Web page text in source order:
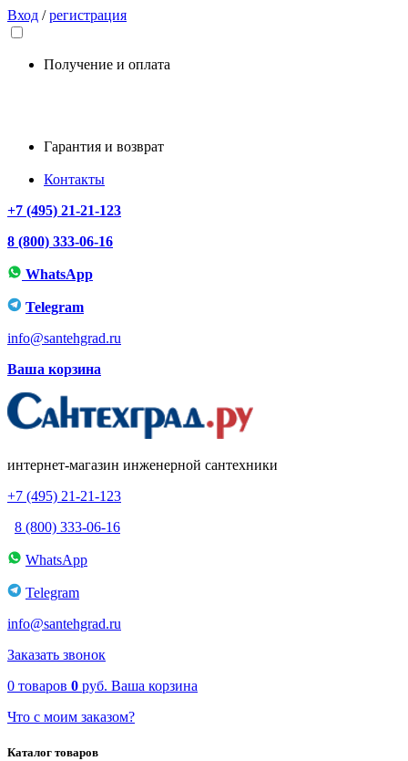
Вход /регистрация
Получение и оплата
Гарантия и возврат
Контакты
+7 (495) 21-21-123
8 (800) 333-06-16
WhatsApp
Telegram
info@santehgrad.ru
Ваша корзина
интернет-магазин инженерной сантехники
+7 (495) 21-21-123
8 (800) 333-06-16
WhatsApp
Telegram
info@santehgrad.ru
Заказать звонок
0 товаров 0 руб. Ваша корзина
Что с моим заказом?
Каталог товаров